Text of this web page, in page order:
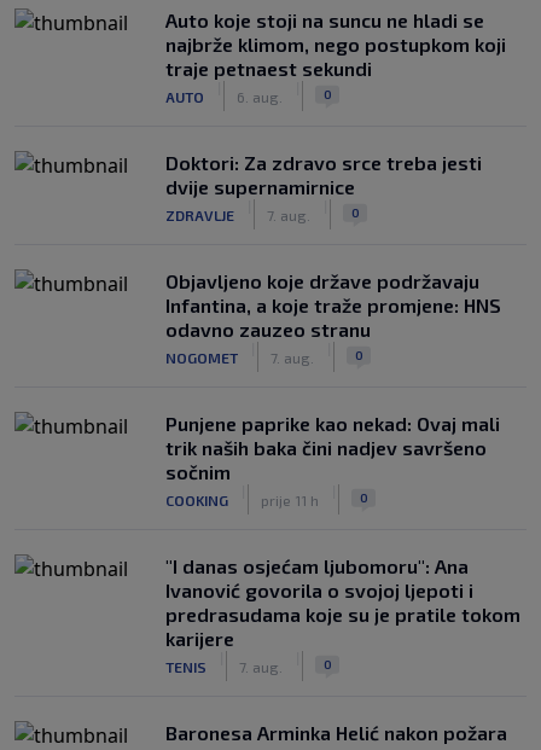
Auto koje stoji na suncu ne hladi se
najbrže klimom, nego postupkom koji
traje petnaest sekundi
AUTO 6. aug. 0
Doktori: Za zdravo srce treba jesti
dvije supernamirnice
ZDRAVLJE 7. aug. 0
Objavljeno koje države podržavaju
Infantina, a koje traže promjene: HNS
odavno zauzeo stranu
NOGOMET 7. aug. 0
Punjene paprike kao nekad: Ovaj mali
trik naših baka čini nadjev savršeno
sočnim
COOKING prije 11 h 0
"I danas osjećam ljubomoru": Ana
Ivanović govorila o svojoj ljepoti i
predrasudama koje su je pratile tokom
karijere
TENIS 7. aug. 0
Baronesa Arminka Helić nakon požara